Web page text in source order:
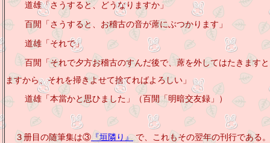
道雄「さうすると、どうなりますか」
百閒「さうすると、お稽古の音が蓆にぶつかります」
道雄「それで」
百閒「それで夕方お稽古のすんだ後で、蓆を外してはたきます
ますから、それを掃きよせて捨てればよろしい」
道雄「本當かと思ひました」（百閒「明暗交友録」）
３册目の随筆集は③『垣隣り』 で、これもその翌年の刊行である